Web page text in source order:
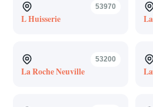
53970
L Huisserie
53200
La Roche Neuville